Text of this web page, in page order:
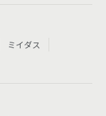
ミイダス